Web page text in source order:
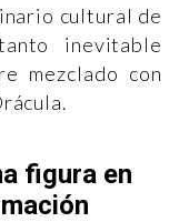
cultural de
inevitable
mezclado con
figura en